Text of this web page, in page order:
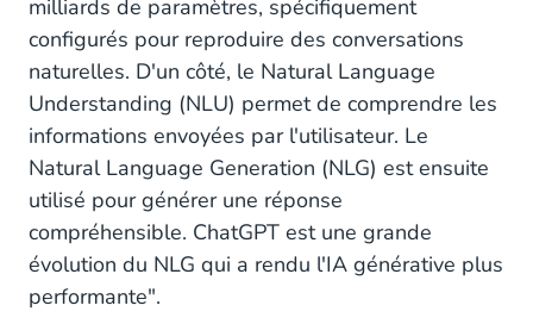
milliards de paramètres, spécifiquement
configurés pour reproduire des conversations
naturelles. D'un côté, le Natural Language
Understanding (NLU) permet de comprendre les
informations envoyées par l'utilisateur. Le
Natural Language Generation (NLG) est ensuite
utilisé pour générer une réponse
compréhensible. ChatGPT est une grande
évolution du NLG qui a rendu l'IA générative plus
performante".